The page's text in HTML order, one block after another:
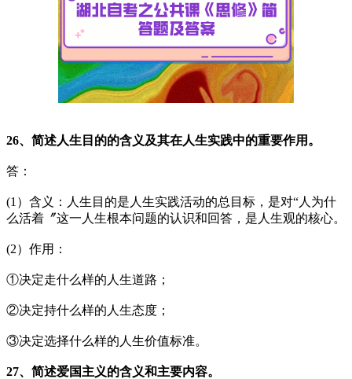
26、简述人生目的的含义及其在人生实践中的重要作用。
答：
(1）含义：人生目的是人生实践活动的总目标，是对“人为什
么活着〞这一人生根本问题的认识和回答，是人生观的核心。
(2）作用：
①决定走什么样的人生道路；
②决定持什么样的人生态度；
③决定选择什么样的人生价值标准。
27、简述爱国主义的含义和主要内容。